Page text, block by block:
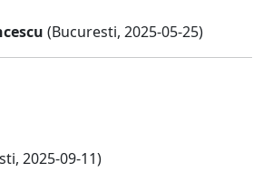
(Bucuresti, 2025-05-25)
2025-09-11)